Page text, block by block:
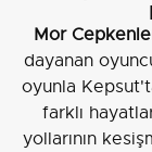
Mor
dayanan
oyunla
farklı
yollarının